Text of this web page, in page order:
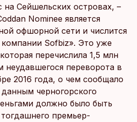
Сейшельских островах, –
Nominee является
офшорной сети и числится
Sofbiz». Это уже
перечислила 1,5 млн
неудавшегося переворота в
2016 года, о чем сообщало
черногорского
должно было быть
премьер-